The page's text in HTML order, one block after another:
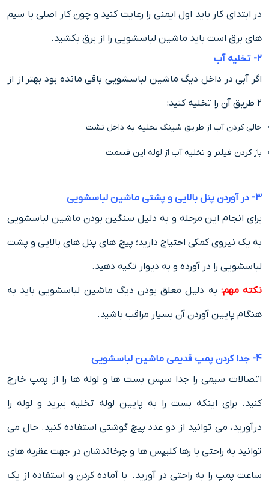
در ابتدای کار باید اول ایمنی را رعایت کنید و چون کار اصلی با سیم
های برق است باید ماشین لباسشویی را از برق بکشید.
2- تخلیه آب
اگر آبی در داخل دیگ ماشین لباسشویی باقی مانده بود بهتر از از
2 طریق آن را تخلیه کنید:
خالی کردن آب از طریق شینگ تخلیه به داخل تشت
باز کردن فیلتر و تخلیه آب از لوله این قسمت
3- در آوردن پنل بالایی و پشتی ماشین لباسشویی
برای انجام این مرحله و به دلیل سنگین بودن ماشین لباسشویی
به یک نیروی کمکی احتیاج دارید؛ پیچ های پنل های بالایی و پشت
لباسشویی را در آورده و به دیوار تکیه دهید.
نکته مهم: به دلیل معلق بودن دیگ ماشین لباسشویی باید به
هنگام پایین آوردن آن بسیار مراقب باشید.
4- جدا کردن پمپ قدیمی ماشین لباسشویی
اتصالات سیمی را جدا سپس بست ها و لوله ها را از پمپ خارج
کنید. برای اینکه بست را به پایین لوله تخلیه ببرید و لوله را
درآورید، می توانید از دو عدد پیچ گوشتی استفاده کنید. حال می
توانید به راحتی با رها کلیپس ها و چرخاندشان در جهت عقربه های
ساعت پمپ را به راحتی در آورید. با آماده کردن و استفاده از یک